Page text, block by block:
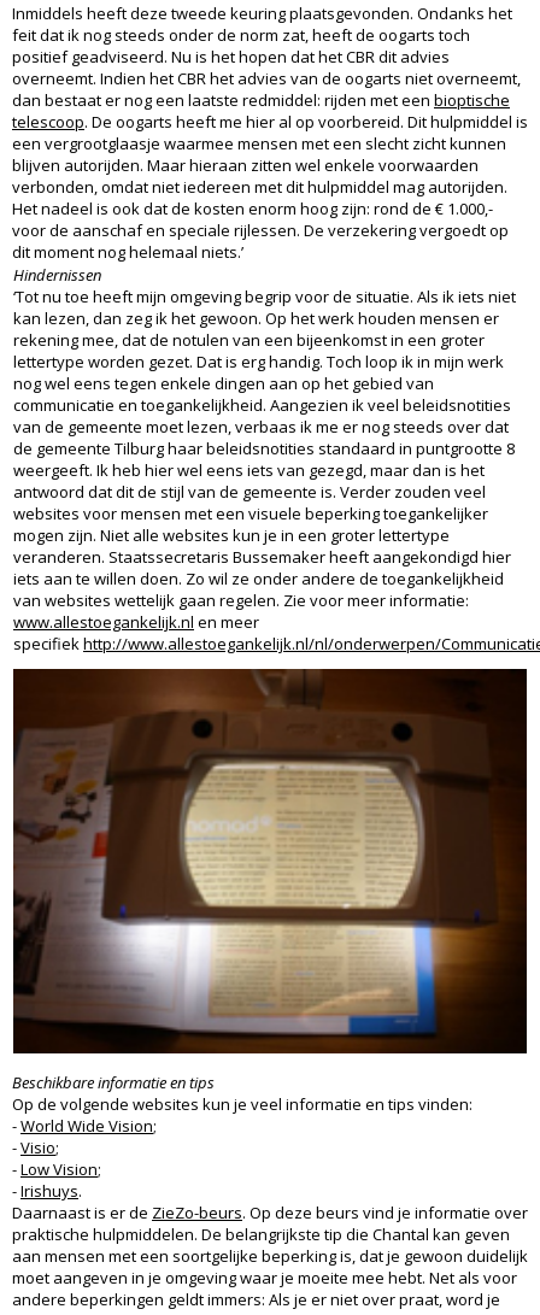
Inmiddels heeft deze tweede keuring plaatsgevonden. Ondanks het
feit dat ik nog steeds onder de norm zat, heeft de oogarts toch
positief geadviseerd. Nu is het hopen dat het CBR dit advies
overneemt. Indien het CBR het advies van de oogarts niet overneemt,
dan bestaat er nog een laatste redmiddel: rijden met een bioptische
telescoop. De oogarts heeft me hier al op voorbereid. Dit hulpmiddel is
een vergrootglaasje waarmee mensen met een slecht zicht kunnen
blijven autorijden. Maar hieraan zitten wel enkele voorwaarden
verbonden, omdat niet iedereen met dit hulpmiddel mag autorijden.
Het nadeel is ook dat de kosten enorm hoog zijn: rond de € 1.000,-
voor de aanschaf en speciale rijlessen. De verzekering vergoedt op
dit moment nog helemaal niets.’
Hindernissen
‘Tot nu toe heeft mijn omgeving begrip voor de situatie. Als ik iets niet
kan lezen, dan zeg ik het gewoon. Op het werk houden mensen er
rekening mee, dat de notulen van een bijeenkomst in een groter
lettertype worden gezet. Dat is erg handig. Toch loop ik in mijn werk
nog wel eens tegen enkele dingen aan op het gebied van
communicatie en toegankelijkheid. Aangezien ik veel beleidsnotities
van de gemeente moet lezen, verbaas ik me er nog steeds over dat
de gemeente Tilburg haar beleidsnotities standaard in puntgrootte 8
weergeeft. Ik heb hier wel eens iets van gezegd, maar dan is het
antwoord dat dit de stijl van de gemeente is. Verder zouden veel
websites voor mensen met een visuele beperking toegankelijker
mogen zijn. Niet alle websites kun je in een groter lettertype
veranderen. Staatssecretaris Bussemaker heeft aangekondigd hier
iets aan te willen doen. Zo wil ze onder andere de toegankelijkheid
van websites wettelijk gaan regelen. Zie voor meer informatie:
www.allestoegankelijk.nl en meer
specifiekhttp://www.allestoegankelijk.nl/nl/onderwerpen/
Beschikbare informatie en tips
Op de volgende websites kun je veel informatie en tips vinden:
-World Wide Vision;
-Visio;
-Low Vision;
-Irishuys.
Daarnaast is er de ZieZo-beurs. Op deze beurs vind je informatie over
praktische hulpmiddelen. De belangrijkste tip die Chantal kan geven
aan mensen met een soortgelijke beperking is, dat je gewoon duidelijk
moet aangeven in je omgeving waar je moeite mee hebt. Net als voor
andere beperkingen geldt immers: Als je er niet over praat, word je